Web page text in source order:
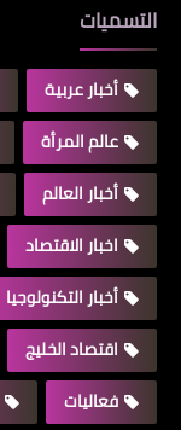
التسميات
أخبار عربية
عالم المرأة
أخبار العالم
اخبار الاقتصاد
أخبار التكنولوجيا
اقتصاد الخليج
فعاليات